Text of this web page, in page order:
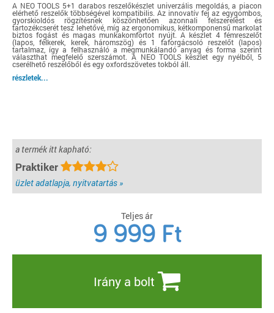
A NEO TOOLS 5+1 darabos reszelőkészlet univerzális megoldás, a piacon
elérhető reszelők többségével kompatibilis. Az innovatív fej az egygombos,
gyorskioldós rögzítésnek köszönhetően azonnali felszerelést és
tartozékcserét tesz lehetővé, míg az ergonomikus, kétkomponensű markolat
biztos fogást és magas munkakomfortot nyújt. A készlet 4 fémreszelőt
(lapos, félkerek, kerek, háromszög) és 1 faforgácsoló reszelőt (lapos)
tartalmaz, így a felhasználó a megmunkálandó anyag és forma szerint
választhat megfelelő szerszámot. A NEO TOOLS készlet egy nyélből, 5
cserélhető reszelőből és egy oxfordszövetes tokból áll.
részletek...
a termék itt kapható:
Praktiker
üzlet adatlapja, nyitvatartás »
Teljes ár
9 999 Ft
Irány a bolt